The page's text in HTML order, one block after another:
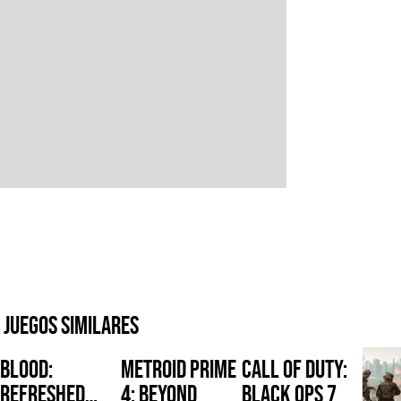
Juegos similares
Blood:
Refreshed
Metroid Prime
4: Beyond
Call of Duty:
Black Ops 7